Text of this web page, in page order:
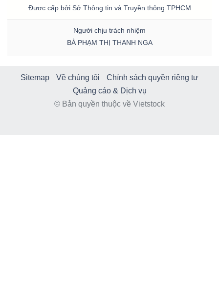
Được cấp bởi Sở Thông tin và Truyền thông TPHCM
Người chịu trách nhiệm
BÀ PHẠM THỊ THANH NGA
Sitemap Về chúng tôi
Chính sách quyền riêng tư
Quảng cáo & Dịch vụ
© Bản quyền thuộc về Vietstock